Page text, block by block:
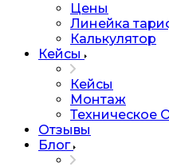
Цены
Линейка
Калькулятор
Кейсы
Кейсы
Монтаж
Техническое
Отзывы
Блог